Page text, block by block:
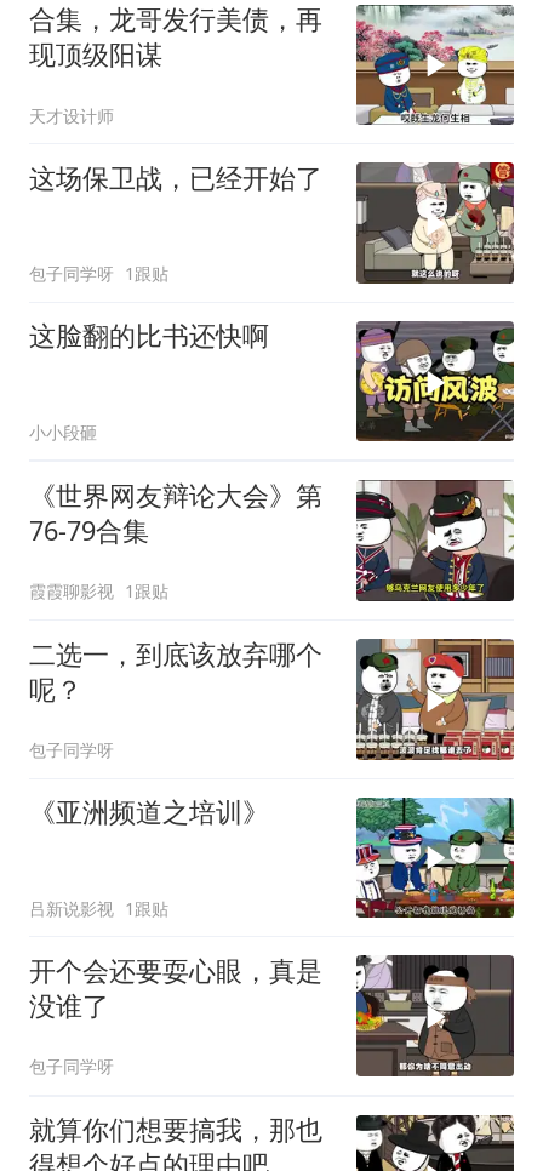
合集，龙哥发行美债，再
现顶级阳谋
天才设计师
这场保卫战，已经开始了
包子同学呀 1跟贴
这脸翻的比书还快啊
小小段砸
《世界网友辩论大会》第
76-79合集
霞霞聊影视 1跟贴
二选一，到底该放弃哪个
呢？
包子同学呀
《亚洲频道之培训》
吕新说影视 1跟贴
开个会还要耍心眼，真是
没谁了
包子同学呀
就算你们想要搞我，那也